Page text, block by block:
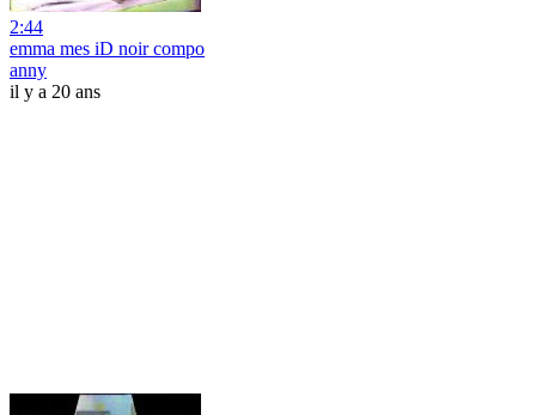
2:44
emma mes iD noir compo
anny
il y a 20 ans